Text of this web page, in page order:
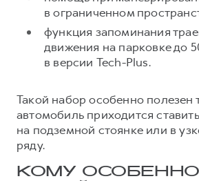
в ограниченном
функция запоминания
движения на парковке до
в версии Tech-Plus.
Такой набор особенно полезен
автомобиль приходится
на подземной стоянке или в
ряду.
КОМУ ОСОБЕННО